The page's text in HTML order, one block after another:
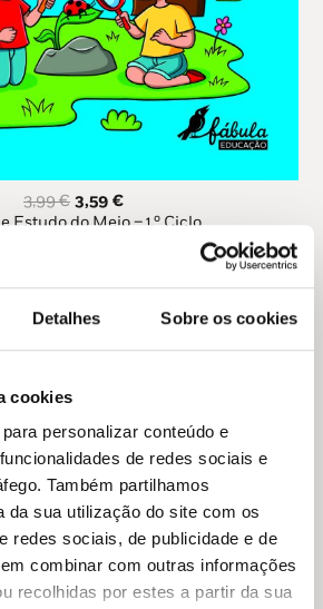
Detalhes Sobre os cookies
cookies
personalizar conteúdo e
de redes sociais e
Também partilhamos
da sua utilização do site com os
redes sociais, de publicidade e de
combinar com outras informações
recolhidas por estes a partir da sua
3,99€ O
preço
3,59 €O
preço
Estudo do Meio – 1.º Ciclo